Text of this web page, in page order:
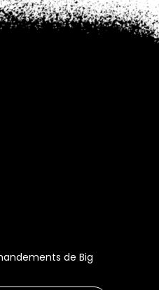
de Big